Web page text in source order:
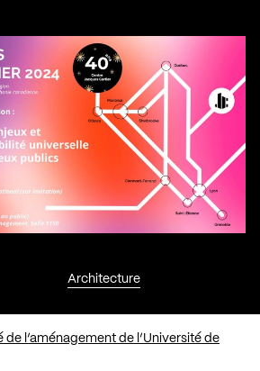
Architecture
de l’aménagement de l’Université de